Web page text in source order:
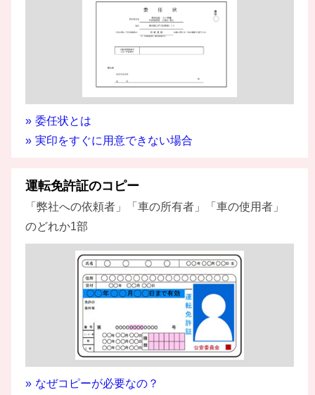
委任状とは
実印をすぐに用意できない場合
運転免許証のコピー
「弊社への依頼者」「車の所有者」「車の使用者」
のどれか1部
なぜコピーが必要なの？